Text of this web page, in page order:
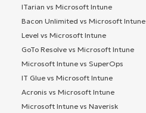
ITarian vs Microsoft Intune
Bacon Unlimited vs Microsoft Intune
Level vs Microsoft Intune
GoTo Resolve vs Microsoft Intune
Microsoft Intune vs SuperOps
IT Glue vs Microsoft Intune
Acronis vs Microsoft Intune
Microsoft Intune vs Naverisk